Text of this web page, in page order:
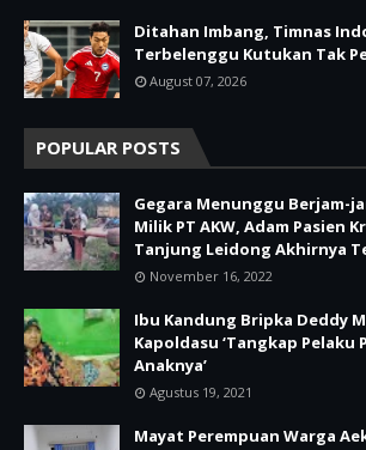
Ditahan Imbang, Timnas
Terbelenggu Kutukan Tak
August 07, 2026
POPULAR POSTS
Gegara Menunggu Berjam-
Milik PT AKW, Adam Pasien
Tanjung Leidong Akhirnya
November 16, 2022
Ibu Kandung Bripka Deddy
Kapoldasu ‘Tangkap Pelaku
Anaknya’
Agustus 19, 2021
Mayat Perempuan Warga